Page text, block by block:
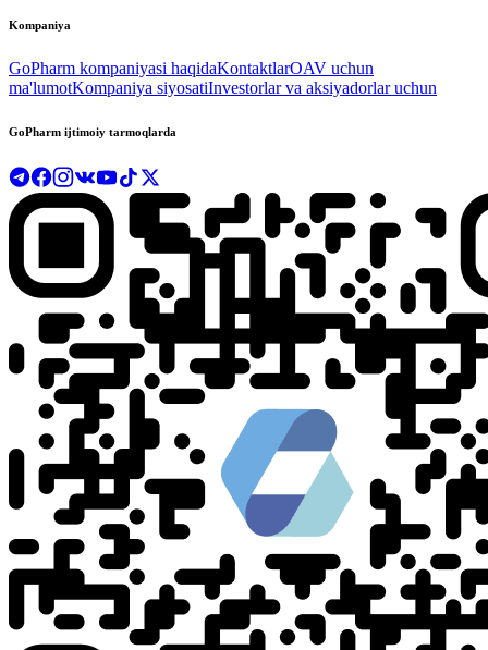
Kompaniya
GoPharm kompaniyasi haqidaKontaktlarOAV uchun
ma'lumotKompaniya siyosatiInvestorlar va aksiyadorlar uchun
GoPharm ijtimoiy tarmoqlarda